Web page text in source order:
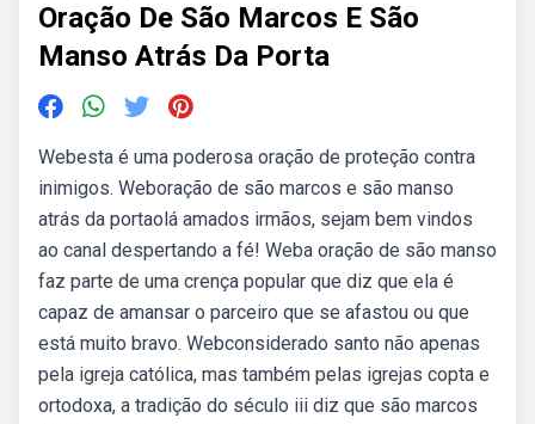
Oração De São Marcos E São
Manso Atrás Da Porta
Webesta é uma poderosa oração de proteção contra
inimigos. Weboração de são marcos e são manso
atrás da portaolá amados irmãos, sejam bem vindos
ao canal despertando a fé! Weba oração de são manso
faz parte de uma crença popular que diz que ela é
capaz de amansar o parceiro que se afastou ou que
está muito bravo. Webconsiderado santo não apenas
pela igreja católica, mas também pelas igrejas copta e
ortodoxa, a tradição do século iii diz que são marcos